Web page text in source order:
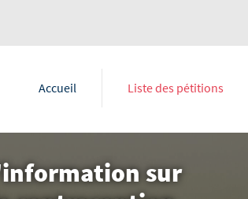
Accueil Liste des pétitions
sur